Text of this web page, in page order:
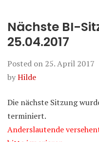
Nächste BI-
25.04.2017
Posted on 25. April 2017
byHilde
Die nächste Sitzung
terminiert.
Anderslautende